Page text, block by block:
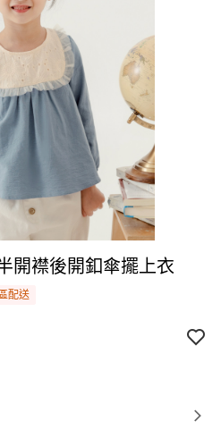
開襟後開釦傘擺上衣
配送